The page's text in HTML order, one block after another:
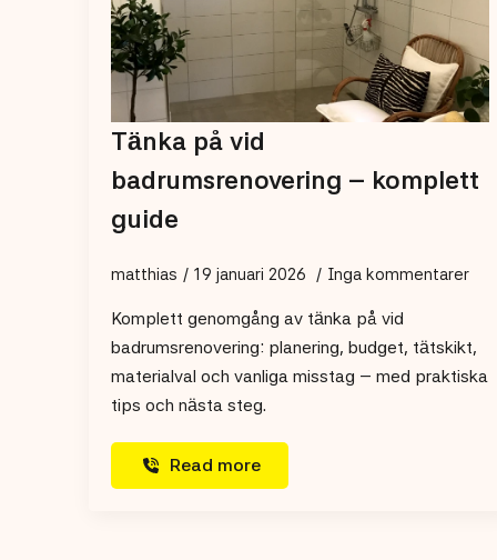
Tänka på vid
badrumsrenovering – komplett
guide
matthias 19 januari 2026 Inga kommentarer
Komplett genomgång av tänka på vid
badrumsrenovering: planering, budget, tätskikt,
materialval och vanliga misstag – med praktiska
tips och nästa steg.
Read more